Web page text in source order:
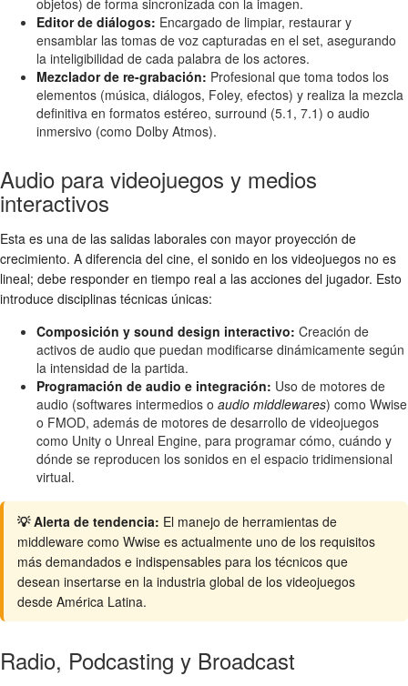
objetos) de forma sincronizada con la imagen.
Editor de diálogos: Encargado de limpiar, restaurar y
ensamblar las tomas de voz capturadas en el set, asegurando
la inteligibilidad de cada palabra de los actores.
Mezclador de re-grabación: Profesional que toma todos los
elementos (música, diálogos, Foley, efectos) y realiza la mezcla
definitiva en formatos estéreo, surround (5.1, 7.1) o audio
inmersivo (como Dolby Atmos).
Audio para videojuegos y medios
interactivos
Esta es una de las salidas laborales con mayor proyección de
crecimiento. A diferencia del cine, el sonido en los videojuegos no es
lineal; debe responder en tiempo real a las acciones del jugador. Esto
introduce disciplinas técnicas únicas:
Composición y sound design interactivo: Creación de
activos de audio que puedan modificarse dinámicamente según
la intensidad de la partida.
Programación de audio e integración: Uso de motores de
audio (softwares intermedios o audio middlewares) como Wwise
o FMOD, además de motores de desarrollo de videojuegos
como Unity o Unreal Engine, para programar cómo, cuándo y
dónde se reproducen los sonidos en el espacio tridimensional
virtual.
💡 Alerta de tendencia: El manejo de herramientas de
middleware como Wwise es actualmente uno de los requisitos
más demandados e indispensables para los técnicos que
desean insertarse en la industria global de los videojuegos
desde América Latina.
Radio, Podcasting y Broadcast